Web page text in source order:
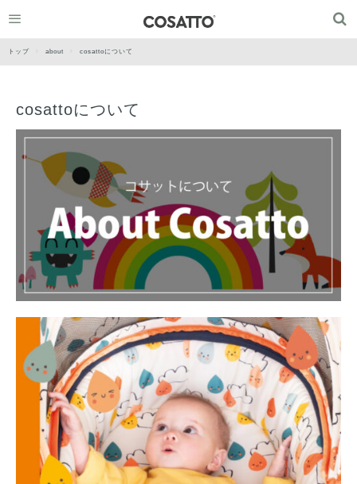
トップ about cosattoについて
cosattoについて